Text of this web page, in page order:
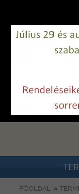
FŐOLDAL »